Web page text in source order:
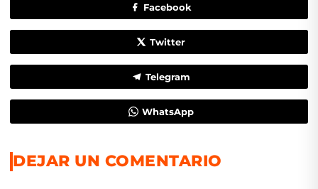
Facebook
Twitter
Telegram
WhatsApp
DEJAR UN COMENTARIO